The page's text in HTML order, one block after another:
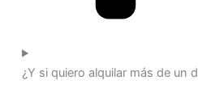
¿Y si quiero alquilar más de un